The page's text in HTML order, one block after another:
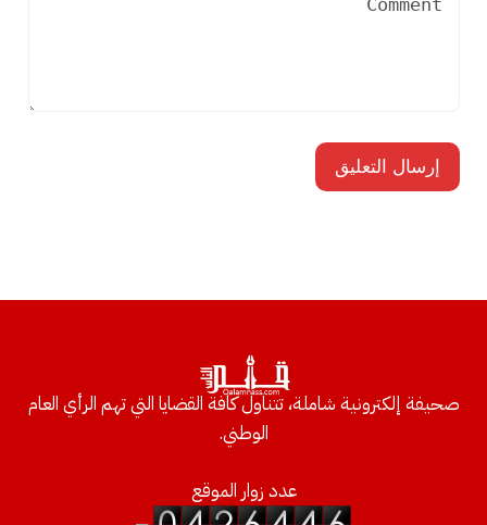
صحيفة إلكترونية شاملة، تتناول كافة القضايا التي تهم الرأي العام
الوطني.
عدد زوار الموقع